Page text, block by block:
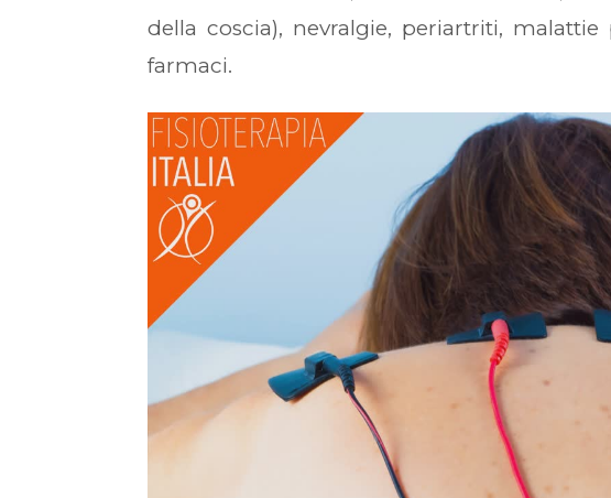
della coscia), nevralgie, periartriti,
farmaci.